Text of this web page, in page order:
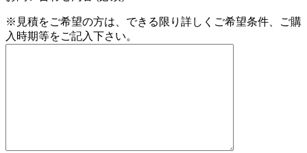
※見積をご希望の方は、できる限り詳しくご希望条件、ご購
入時期等をご記入下さい。